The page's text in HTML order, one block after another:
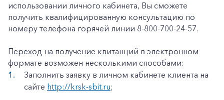
использовании личного кабинета, Вы сможете
получить квалифицированную консультацию по
номеру телефона горячей линии 8-800-700-24-57.
Переход на получение квитанций в электронном
формате возможен несколькими способами:
Заполнить заявку в личном кабинете клиента на
сайте http://krsk-sbit.ru;